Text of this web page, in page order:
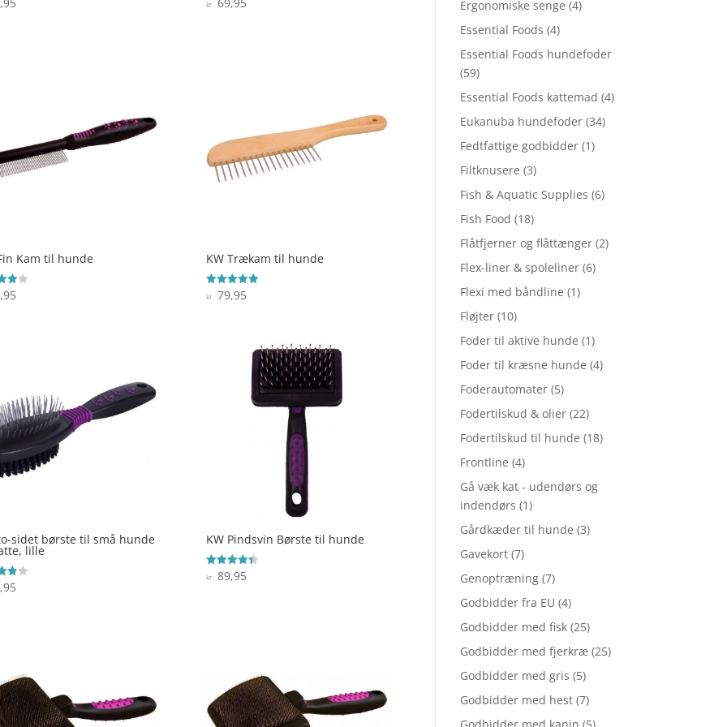
4.7
kr.69,95
Kam til hunde KW Trækam til hunde
Vurderet
5
kr.79,95
sidet børste til små hunde
lille
KW Pindsvin Børste til hunde
Vurderet
4.4
kr.89,95
Ergonomiske senge (4)
Essential Foods (4)
Essential Foods hundefoder
(59)
Essential Foods kattemad (4)
Eukanuba hundefoder (34)
Fedtfattige godbidder (1)
Filtknusere (3)
Fish & Aquatic Supplies (6)
Fish Food (18)
Flåtfjerner og flåttænger (2)
Flex-liner & spoleliner (6)
Flexi med båndline (1)
Fløjter (10)
Foder til aktive hunde (1)
Foder til kræsne hunde (4)
Foderautomater (5)
Fodertilskud & olier (22)
Fodertilskud til hunde (18)
Frontline (4)
Gå væk kat - udendørs og
indendørs (1)
Gårdkæder til hunde (3)
Gavekort (7)
Genoptræning (7)
Godbidder fra EU (4)
Godbidder med fisk (25)
Godbidder med fjerkræ (25)
Godbidder med gris (5)
Godbidder med hest (7)